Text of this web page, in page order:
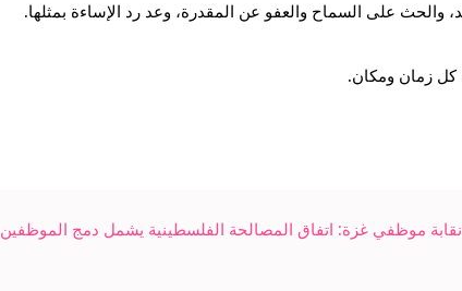
نقابة موظفي غزة: اتفاق المصالحة الفلسطينية يشمل دمج الموظفين